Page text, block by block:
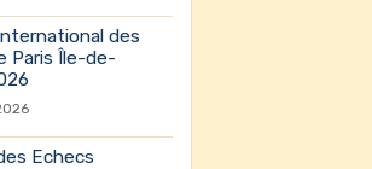
des
Paris Île-de-
Echecs